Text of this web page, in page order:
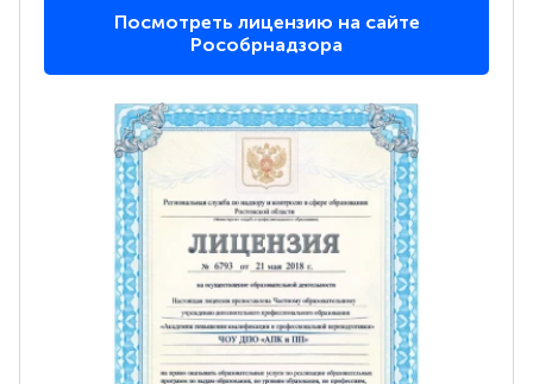
Посмотреть лицензию на сайте
Рособрнадзора